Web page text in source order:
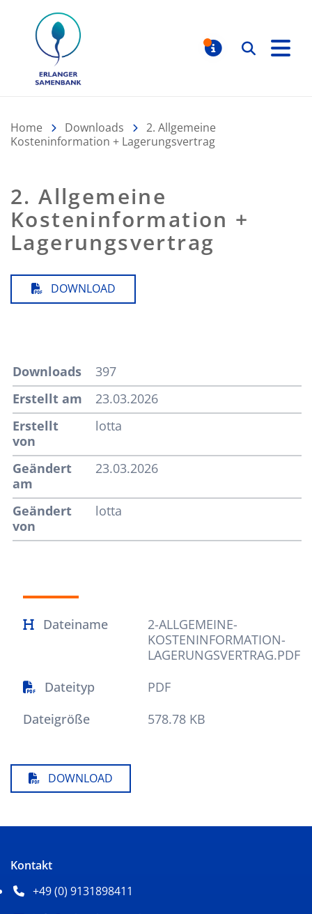
Suchen
Home Downloads
2. Allgemeine
Kosteninformation + Lagerungsvertrag
2. Allgemeine
Kosteninformation +
Lagerungsvertrag
DOWNLOAD
Downloads
397
Erstellt am
23.03.2026
Erstellt
von
lotta
Geändert
am
23.03.2026
Geändert
von
lotta
Dateiname
2-ALLGEMEINE-
KOSTENINFORMATION-
LAGERUNGSVERTRAG.PDF
Dateityp
PDF
Dateigröße
578.78 KB
DOWNLOAD
Kontakt
+49 (0) 9131898411
Telefonnummer: 4 9 0 9 1 3 1 8 9 8 4 1 1